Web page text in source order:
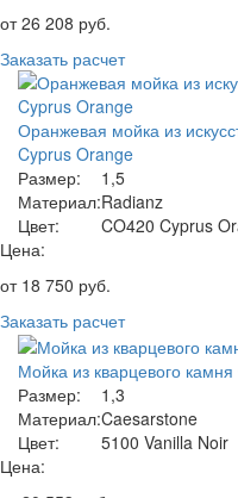
от26 208 руб.
Заказать расчет
Оранжевая мойка из
Cyprus Orange
Размер:
1,5
Материал:Radianz
Цвет:
CO420 Cyprus
Цена:
от 18 750 руб.
Заказать расчет
Мойка из кварцевого
Размер:
1,3
Материал:Caesarstone
Цвет:
5100 Vanilla Noir
Цена: